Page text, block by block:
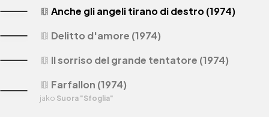
theaters Anche gli angeli tirano di destro (1974)
theaters Delitto d'amore (1974)
theaters Il sorriso del grande tentatore (1974)
theaters Farfallon (1974)
jako Suora "Sfoglia"